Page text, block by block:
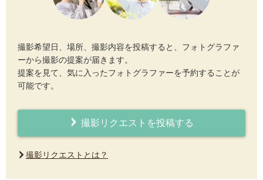
撮影希望日、場所、撮影内容を投稿すると、フォトグラファ
ーから撮影の提案が届きます。
提案を見て、気に入ったフォトグラファーを予約することが
可能です。
撮影リクエストを投稿する
撮影リクエストとは？